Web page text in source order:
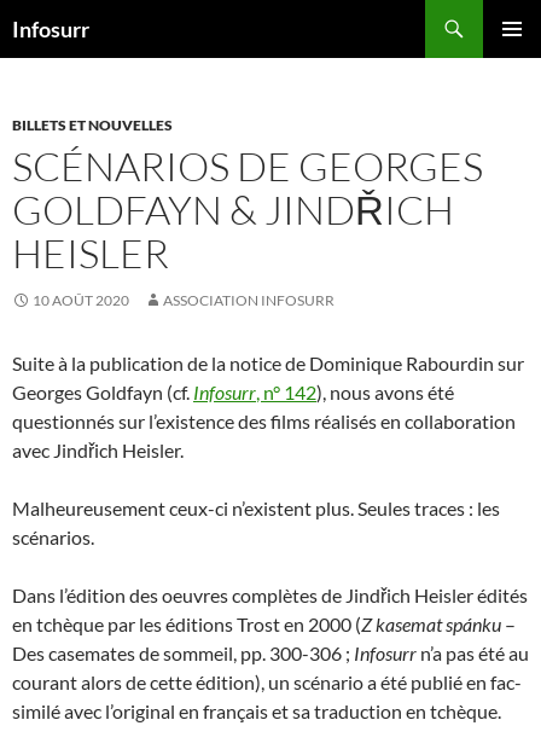
auInfosurr
BILLETS ET NOUVELLES
SCÉNARIOS DE GEORGES
GOLDFAYN & JINDŘICH
HEISLER
10 AOÛT 2020 ASSOCIATION INFOSURR
Suite à la publication de la notice de Dominique Rabourdin sur
Georges Goldfayn (cf. Infosurr, n° 142), nous avons été
questionnés sur l’existence des films réalisés en collaboration
avec Jindřich Heisler.
Malheureusement ceux-ci n’existent plus. Seules traces : les
scénarios.
Dans l’édition des oeuvres complètes de Jindřich Heisler édités
en tchèque par les éditions Trost en 2000 (Z kasemat spánku –
Des casemates de sommeil, pp. 300-306 ; Infosurr n’a pas été au
courant alors de cette édition), un scénario a été publié en fac-
similé avec l’original en français et sa traduction en tchèque.